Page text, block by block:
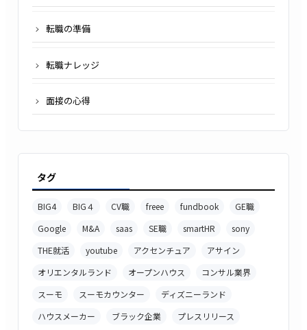
転職の準備
転職ナレッジ
面接の心得
タグ
BIG4 BIG４ CV職 freee fundbook
GE職
Google
M&A saas SE職 smartHR
sony
THE就活
youtube アクセンチュア
アサイン
オリエンタルランド
オープンハウス
コンサル業界
スーモ
スーモカウンター
ディズニーランド
ハウスメーカー
ブラック企業 プレスリリース